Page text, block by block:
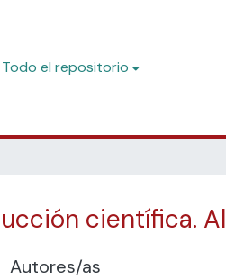
Todo el repositorio
científica.
Autores/as